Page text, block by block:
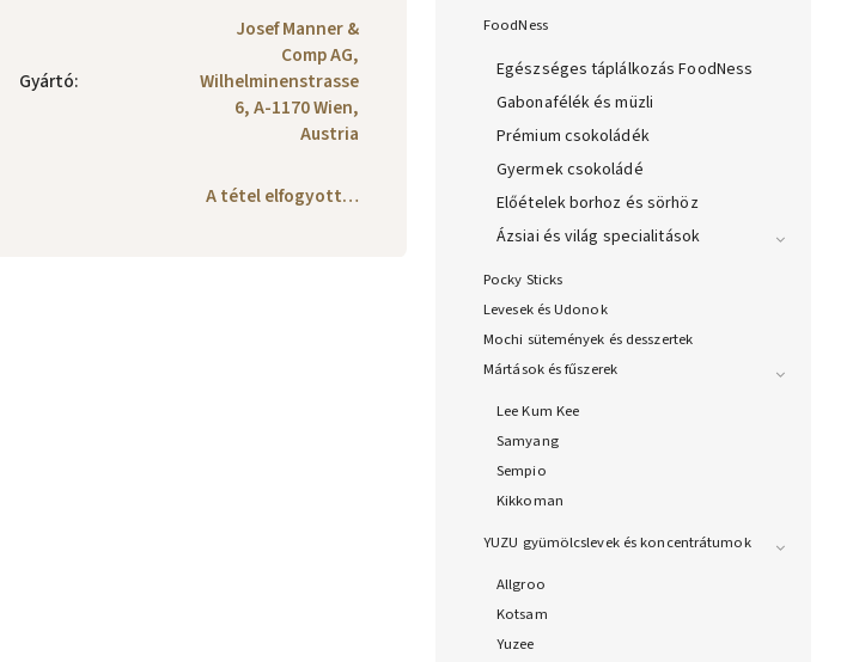
FoodNess
Egészséges táplálkozás FoodNess
Gabonafélék és müzli
Prémium csokoládék
Gyermek csokoládé
Előételek borhoz és sörhöz
Ázsiai és világ specialitások
Pocky Sticks
Levesek és Udonok
Mochi sütemények és desszertek
Mártások és fűszerek
Lee Kum Kee
Samyang
Sempio
Kikkoman
YUZU gyümölcslevek és koncentrátumok
Allgroo
Kotsam
Yuzee
Gyártó:
Josef Manner &
Comp AG,
Wilhelminenstrasse
6, A-1170 Wien,
Austria
A tétel elfogyott…